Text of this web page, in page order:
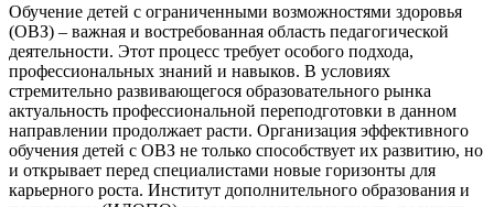
Обучение детей с ограниченными возможностями здоровья
(ОВЗ) – важная и востребованная область педагогической
деятельности. Этот процесс требует особого подхода,
профессиональных знаний и навыков. В условиях
стремительно развивающегося образовательного рынка
актуальность профессиональной переподготовки в данном
направлении продолжает расти. Организация эффективного
обучения детей с ОВЗ не только способствует их развитию, но
и открывает перед специалистами новые горизонты для
карьерного роста. Институт дополнительного образования и